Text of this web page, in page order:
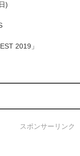
)
2019」
スポンサーリンク